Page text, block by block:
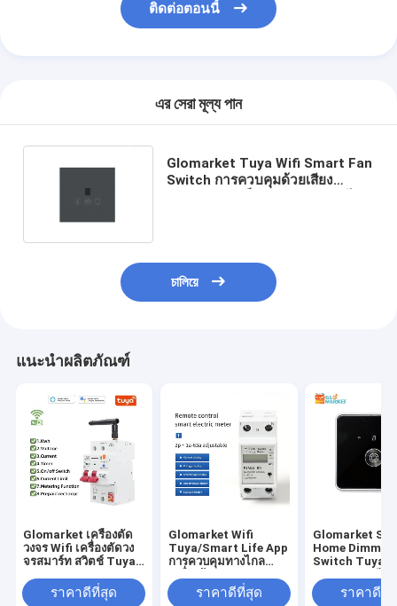
ติดต่อตอนนี้
এর সেরা মূল্য পান
Glomarket Tuya Wifi Smart Fan
Switch การควบคุมด้วยเสียง
চালিয়ে
แนะนำผลิตภัณฑ์
Glomarket เครื่องตัด
วงจร Wifi เครื่องตัดวง
จรสมาร์ท สวิตช์ Tuya
เครื่องตัดวงจรไฟฟ้า
ระบบบ้านสมาร์ท 4P
ราคาดีที่สุด
Glomarket Wifi
Tuya/Smart Life App
การควบคุมทางไกล
ร์ท เครื่องรีเล่ย์ เครื่องสวิ
ทช์ เครื่องตัดไฟ เครื่อง
ราคาดีที่สุด
Glomarket
Home Dimmer
Switch Tuya
Dimming ปรับค
สว่างด้วยจอดิจิ
ราคาดีที่